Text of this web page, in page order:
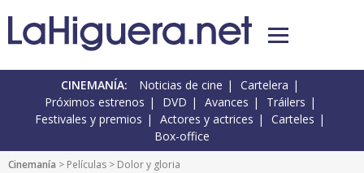
CINEMANÍA: Noticias de cine
Cartelera
Próximos estrenos
DVD Avances
Tráilers
Festivales y premios
Actores y actrices
Carteles
Box-office
Cinemanía > Películas > Dolor y gloria